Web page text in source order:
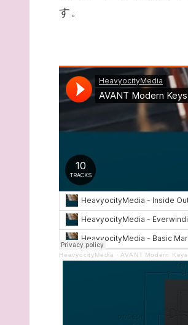
す。
HeavyocityMedia · AVANT Modern Keys